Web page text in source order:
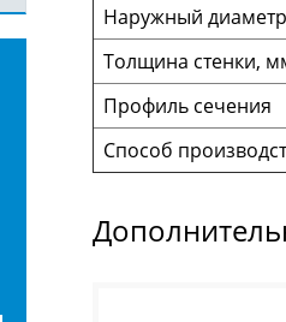
Наружный
Толщина стенки,
Профиль сечения
Способ